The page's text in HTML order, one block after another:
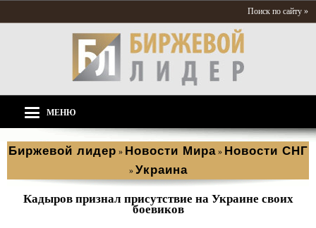
Поиск по сайту »
МЕНЮ
Биржевой лидер » Новости Мира » Новости СНГ
» Украина
Кадыров признал присутствие на Украине своих
боевиков